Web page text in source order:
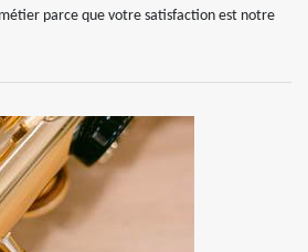
parce que votre satisfaction est notre